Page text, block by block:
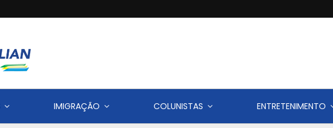
IMIGRAÇÃO COLUNISTAS ENTRETENIMENTO